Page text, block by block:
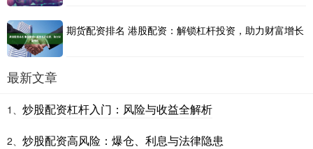
期货配资排名 港股配资：解锁杠杆投资，助力财富增长
最新文章
1、 炒股配资杠杆入门：风险与收益全解析
2、 炒股配资高风险：爆仓、利息与法律隐患